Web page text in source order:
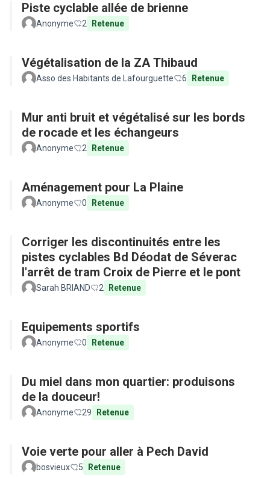
Piste cyclable allée de brienne
Anonyme 2 Retenue
Végétalisation de la ZA Thibaud
Asso des Habitants de Lafourguette 6 Retenue
Mur anti bruit et végétalisé sur les bords
de rocade et les échangeurs
Anonyme 2 Retenue
Aménagement pour La Plaine
Anonyme 0 Retenue
Corriger les discontinuités entre les
pistes cyclables Bd Déodat de Séverac
l'arrêt de tram Croix de Pierre et le pont
Sarah BRIAND 2 Retenue
Equipements sportifs
Anonyme 0 Retenue
Du miel dans mon quartier: produisons
de la douceur!
Anonyme 29 Retenue
Voie verte pour aller à Pech David
bosvieux 5 Retenue